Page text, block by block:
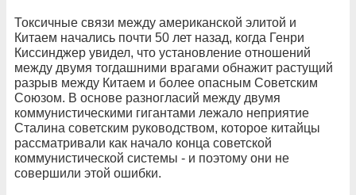
Токсичные связи между американской элитой и
Китаем начались почти 50 лет назад, когда Генри
Киссинджер увидел, что установление отношений
между двумя тогдашними врагами обнажит растущий
разрыв между Китаем и более опасным Советским
Союзом. В основе разногласий между двумя
коммунистическими гигантами лежало неприятие
Сталина советским руководством, которое китайцы
рассматривали как начало конца советской
коммунистической системы - и поэтому они не
совершили этой ошибки.